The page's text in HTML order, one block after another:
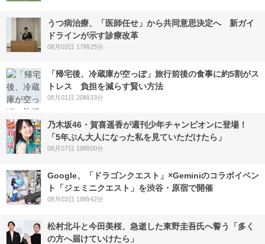
うつ病治療、「医師任せ」から共同意思決定へ 新ガイ
ドラインが示す診療改革
08月03日 17時25分
「帰宅後、冷蔵庫が空っぽ」旅行前後の食事に約5割がス
トレス 負担を減らす賢い方法
08月01日 20時33分
乃木坂46・賀喜遥香が週刊少年チャンピオンに登場！
「5年ぶん大人になった私を見ていただけたら」
08月07日 18時00分
Google、「ドラゴンクエスト」×Geminiのコラボイベン
ト「ジェミニクエスト」を渋谷・原宿で開催
08月03日 18時42分
松村北斗と今田美桜、急逝した東野圭吾氏へ誓う「多く
の方へ届けていけたら」